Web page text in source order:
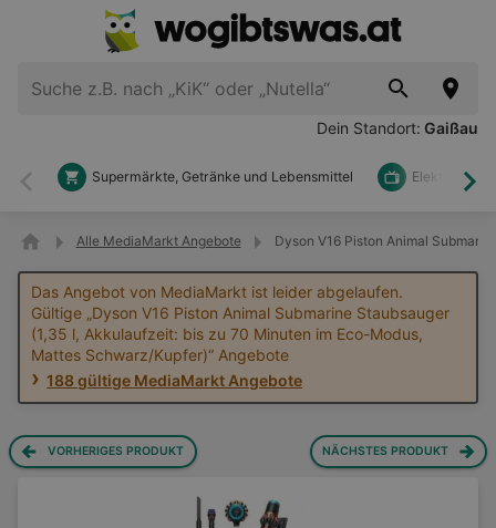
Dein Standort: Gaißau
Zurück
Supermärkte, Getränke und Lebensmittel Elektronik
Alle MediaMarkt Angebote Dyson V16 Piston Animal
Das Angebot von MediaMarkt ist leider abgelaufen.
Gültige „Dyson V16 Piston Animal Submarine Staubsauger
(1,35 l, Akkulaufzeit: bis zu 70 Minuten im Eco-Modus,
Mattes Schwarz/Kupfer)“ Angebote
188 gültige MediaMarkt Angebote
VORHERIGES PRODUKT NÄCHSTES PRODUKT